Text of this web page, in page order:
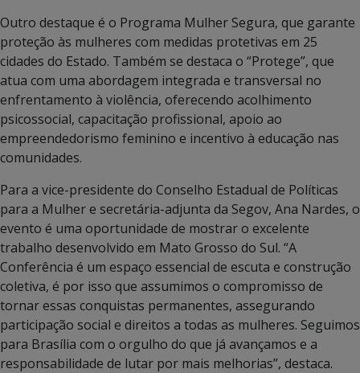
Outro destaque é o Programa Mulher Segura, que garante
proteção às mulheres com medidas protetivas em 25
cidades do Estado. Também se destaca o “Protege”, que
atua com uma abordagem integrada e transversal no
enfrentamento à violência, oferecendo acolhimento
psicossocial, capacitação profissional, apoio ao
empreendedorismo feminino e incentivo à educação nas
comunidades.
Para a vice-presidente do Conselho Estadual de Políticas
para a Mulher e secretária-adjunta da Segov, Ana Nardes, o
evento é uma oportunidade de mostrar o excelente
trabalho desenvolvido em Mato Grosso do Sul. “A
Conferência é um espaço essencial de escuta e construção
coletiva, é por isso que assumimos o compromisso de
tornar essas conquistas permanentes, assegurando
participação social e direitos a todas as mulheres. Seguimos
para Brasília com o orgulho do que já avançamos e a
responsabilidade de lutar por mais melhorias”, destaca.